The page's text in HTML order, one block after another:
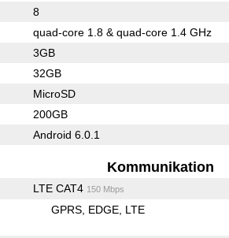
8
quad-core 1.8 & quad-core 1.4 GHz
3GB
32GB
MicroSD
200GB
Android 6.0.1
Kommunikation
LTE CAT4 150 Mbps
GPRS EDGE LTE